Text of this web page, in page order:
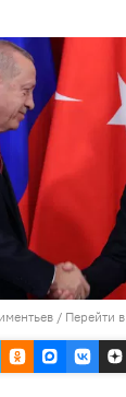
/ Перейти